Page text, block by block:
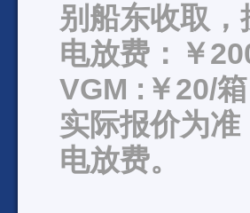
别船东收取
电放费：￥
VGM :￥20/
实际报价为
电放费。